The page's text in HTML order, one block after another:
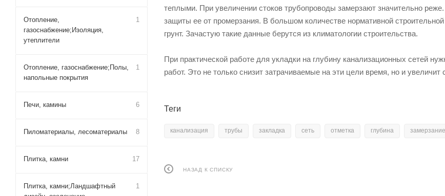
теплыми. При увеличении стоков трубопроводы замерзают значительно
защиты ее от промерзания. В большом количестве нормативной
грунт. Зачастую такие данные берутся из климатологии строительства.
При практической работе для укладки на глубину канализационных сетей
работ. Это не только снизит затрачиваемые на эти цели время, но и увеличит
Теги
канализация трубы закладка сеть отметка глубина замерзание
НАЗАД К СПИСКУ
Отопление,
газоснабжение;Изоляция,
утеплители
1
Отопление, газоснабжение;Полы,
напольные покрытия
1
Печи, камины 6
Пиломатериалы, лесоматериалы 8
Плитка, камни 17
Плитка, камни;Ландшафтный
1